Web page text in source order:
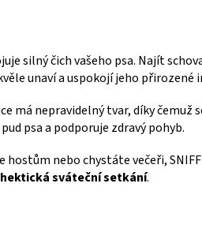
silný čich vašeho psa. Najít
unaví a uspokojí jeho přirozené
má nepravidelný tvar, díky čemuž
psa a podporuje zdravý pohyb.
hostům nebo chystáte večeři,
hektická sváteční setkání.